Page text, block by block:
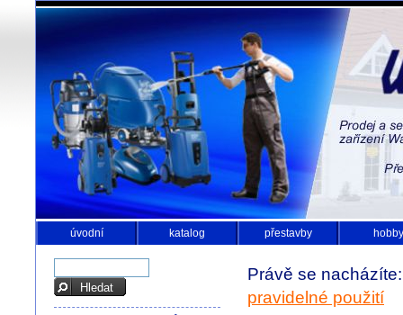
úvodní katalog přestavby hobby
Právě se
pravidelné použití